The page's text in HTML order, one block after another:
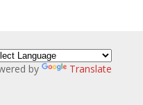
by Translate